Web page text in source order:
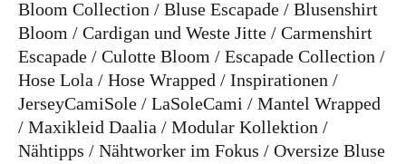
Bloom Collection Bluse Escapade
Blusenshirt
Bloom
Cardigan und Weste Jitte
Carmenshirt
Escapade
Culotte Bloom
Escapade Collection
Hose Lola
Hose Wrapped
Inspirationen
JerseyCamiSole
LaSoleCami
Mantel Wrapped
Maxikleid Daalia
Modular Kollektion
Nähtipps
Nähtworker im Fokus
Oversize Bluse